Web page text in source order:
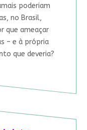
poderiam
no Brasil,
que ameaçar
– e à própria
que deveria?